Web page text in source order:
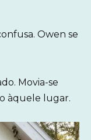
Owen se
Movia-se
àquele lugar.